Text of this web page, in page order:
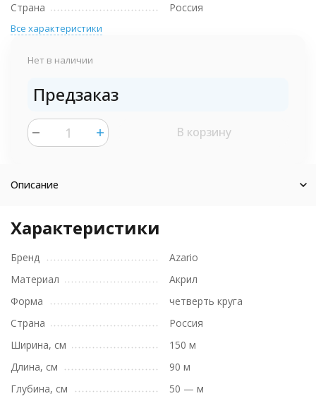
Страна
Россия
Все характеристики
Нет в наличии
Предзаказ
В корзину
Описание
Характеристики
Бренд
Azario
Материал
Акрил
Форма
четверть круга
Страна
Россия
Ширина, см
150 м
Длина, см
90 м
Глубина, см
50 — м